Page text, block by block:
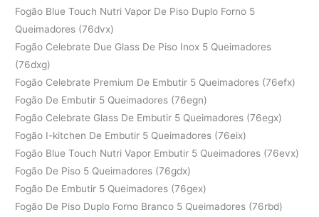
Fogão Blue Touch Nutri Vapor De Piso Duplo Forno 5
Queimadores (76dvx)
Fogão Celebrate Due Glass De Piso Inox 5 Queimadores
(76dxg)
Fogão Celebrate Premium De Embutir 5 Queimadores (76efx)
Fogão De Embutir 5 Queimadores (76egn)
Fogão Celebrate Glass De Embutir 5 Queimadores (76egx)
Fogão I-kitchen De Embutir 5 Queimadores (76eix)
Fogão Blue Touch Nutri Vapor Embutir 5 Queimadores (76evx)
Fogão De Piso 5 Queimadores (76gdx)
Fogão De Embutir 5 Queimadores (76gex)
Fogão De Piso Duplo Forno Branco 5 Queimadores (76rbd)